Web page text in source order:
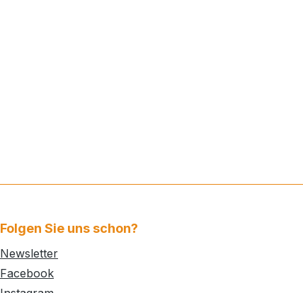
Folgen Sie uns schon?
Newsletter
Facebook